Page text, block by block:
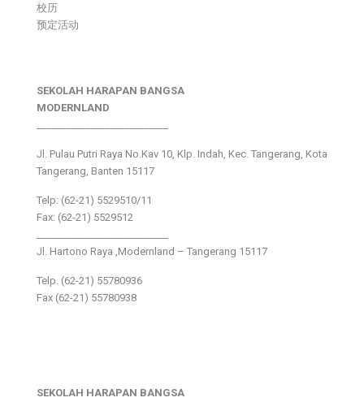
校历
预定活动
SEKOLAH HARAPAN BANGSA
MODERNLAND
Jl. Pulau Putri Raya No.Kav 10, Klp. Indah, Kec. Tangerang, Kota
Tangerang, Banten 15117
Telp: (62-21) 5529510/11
Fax: (62-21) 5529512
Jl. Hartono Raya ,Modernland – Tangerang 15117
Telp. (62-21) 55780936
Fax (62-21) 55780938
SEKOLAH HARAPAN BANGSA